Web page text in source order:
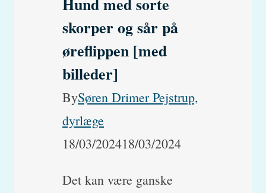
skorper og sår på
øreflippen [med
billeder]
BySøren Drimer Pejstrup,
dyrlæge
18/03/202418/03/2024
Det kan være ganske